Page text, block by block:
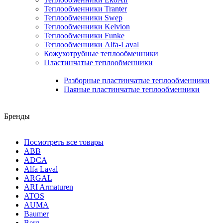
Теплообменники Tranter
Теплообменники Swep
Теплообменники Kelvion
Теплообменники Funke
Теплообменники Alfa-Laval
Кожухотрубные теплообменники
Пластинчатые теплообменники
Разборные пластинчатые теплообменники
Паяные пластинчатые теплообменники
Бренды
Посмотреть все товары
ABB
ADCA
Alfa Laval
ARGAL
ARI Armaturen
ATOS
AUMA
Baumer